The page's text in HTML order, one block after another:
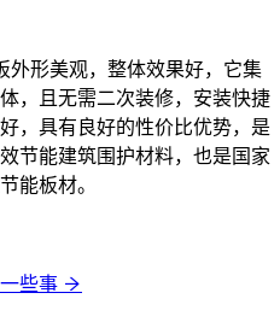
形美观，整体效果好，它集
，且无需二次装修，安装快捷
，具有良好的性价比优势，是
节能建筑围护材料，也是国家
能板材。
些事